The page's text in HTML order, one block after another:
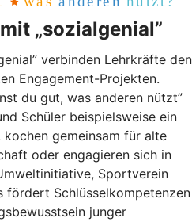
„sozialgenial”
verbinden Lehrkräfte den
Engagement-Projekten.
du gut, was anderen nützt”
Schüler beispielsweise ein
gemeinsam für alte
oder engagieren sich in
Sportverein
fördert Schlüsselkompetenzen
junger